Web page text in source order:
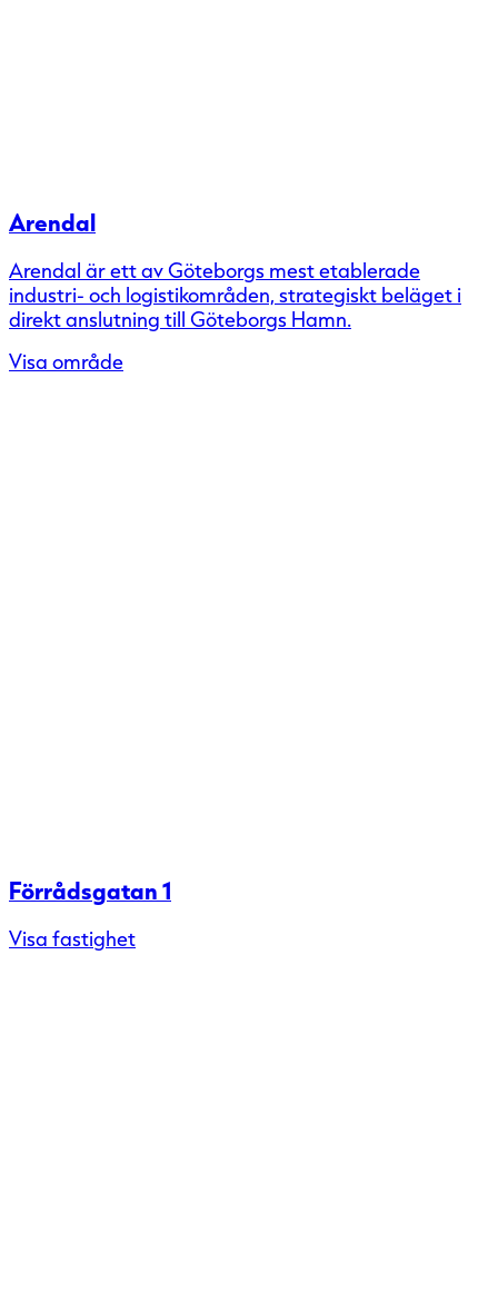
Arendal
Arendal är ett av Göteborgs mest etablerade
industri- och logistikområden, strategiskt beläget i
direkt anslutning till Göteborgs Hamn.
Visa område
Förrådsgatan 1
Visa fastighet